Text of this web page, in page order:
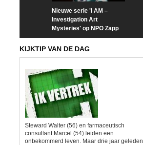
Nieuwe serie 'I AM –
Investigation Art
Mysteries' op NPO Zapp
KIJKTIP VAN DE DAG
Steward Walter (56) en farmaceutisch
consultant Marcel (54) leiden een
onbekommerd leven. Maar drie jaar geleden